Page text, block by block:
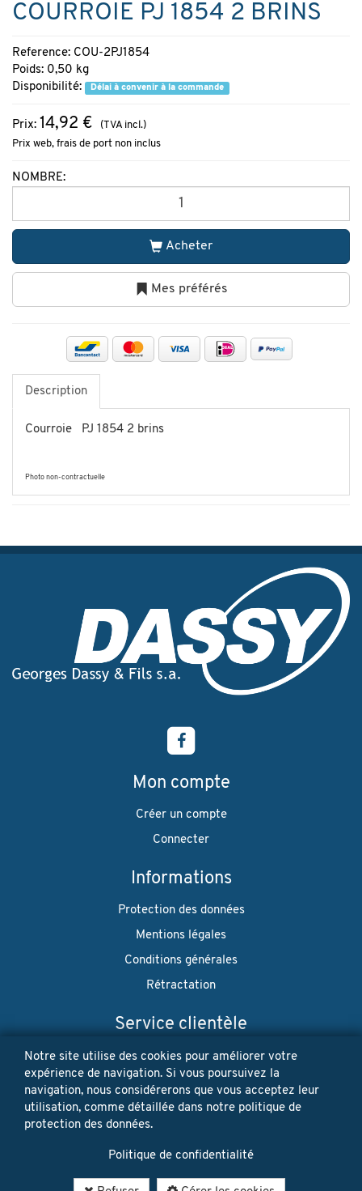
COURROIE PJ 1854 2 BRINS
Reference: COU-2PJ1854
Poids: 0,50 kg
Disponibilité:
Délai à convenir à la commande
Prix: 14,92 €
(TVA incl.)
Prix web, frais de port non inclus
NOMBRE:
Acheter
Mes préférés
Description
Courroie PJ 1854 2 brins
Photo non-contractuelle
Mon compte
Créer un compte
Connecter
Informations
Protection des données
Mentions légales
Conditions générales
Rétractation
Service clientèle
Envoi
Newsletter
Restez à jour! Vos données personnelles ne seront jamais
vendues ni louées. Désinscription possible à tout moment.
Notre site utilise des cookies pour améliorer votre
expérience de navigation. Si vous poursuivez la
navigation, nous considérerons que vous acceptez leur
utilisation, comme détaillée dans notre politique de
protection des données.
Politique de confidentialité